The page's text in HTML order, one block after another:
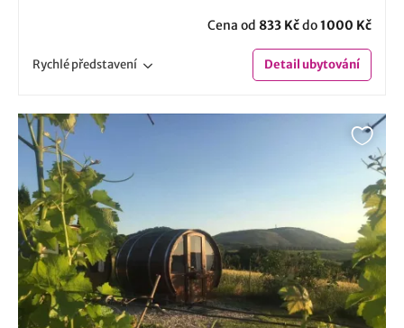
Cena od 833 Kčdo1000 Kč
Rychlépředstavení Detailubytování